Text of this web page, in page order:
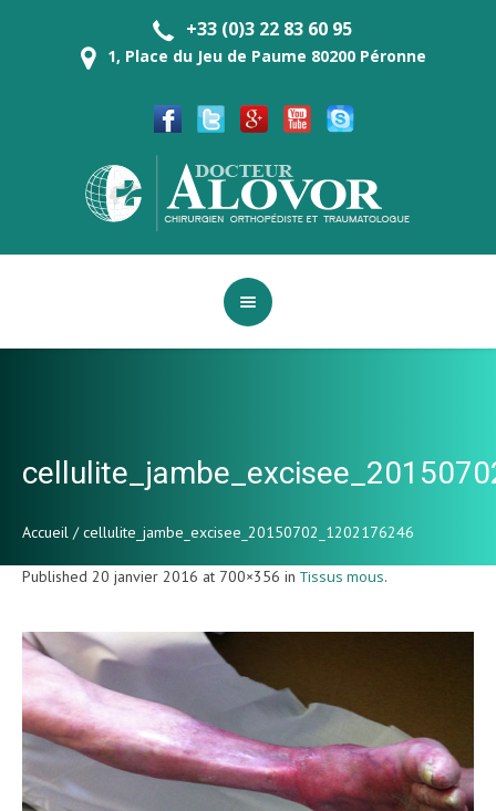
+33 (0)3 22 83 60 95
1, Place du Jeu de Paume 80200 Péronne
Accueil /cellulite_jambe_excisee_20150702_1202176246
Published 20 janvier 2016 at 700×356 in Tissus mous.